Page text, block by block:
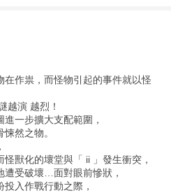
作祟，而怪物引起的事件就以怪
越演 越烈！
一步擴大支配範圍，
然之物。
獸化的壞堂與「 ii 」發生衝突，
遭受破壞…面對眼前慘狀，
入作戰行動之際，